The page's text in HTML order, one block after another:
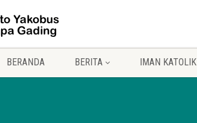
BERANDA BERITA IMAN KATOLIK